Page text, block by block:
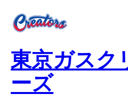
東京ガスク
ーズ